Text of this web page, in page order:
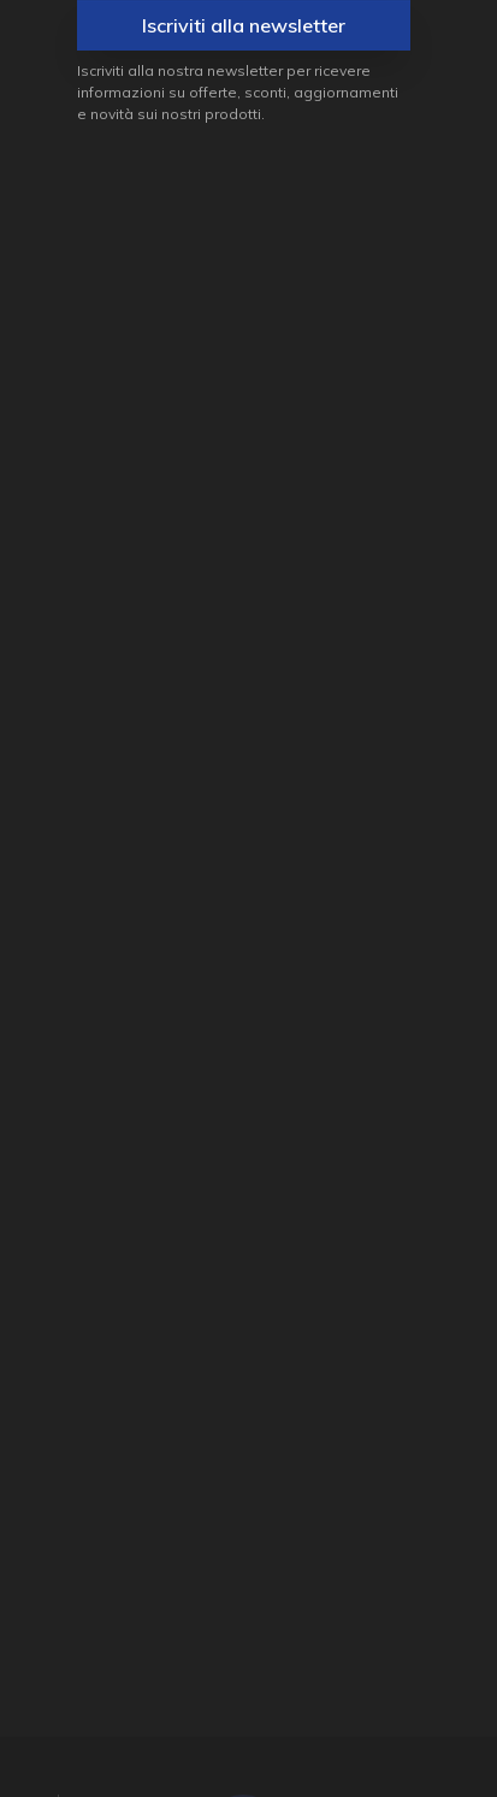
Iscriviti alla newsletter
Iscriviti alla nostra newsletter per ricevere
informazioni su offerte, sconti, aggiornamenti
e novità sui nostri prodotti.